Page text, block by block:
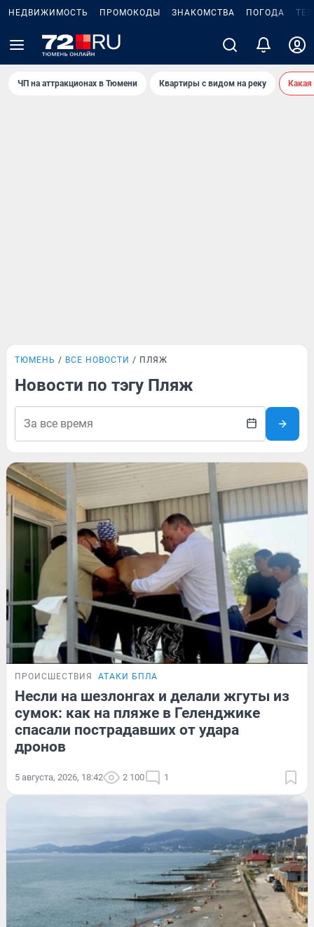
НЕДВИЖИМОСТЬ ПРОМОКОДЫ ЗНАКОМСТВА ПОГОДА
ЧП на аттракционах в Тюмени Квартиры с видом на реку
ТЮМЕНЬ ВСЕ НОВОСТИ ПЛЯЖ
Новости по тэгу Пляж
ПРОИСШЕСТВИЯ АТАКИ БПЛА
Несли на шезлонгах и делали жгуты из
сумок: как на пляже в Геленджике
спасали пострадавших от удара
дронов
5 августа, 2026, 18:42 2 100 1